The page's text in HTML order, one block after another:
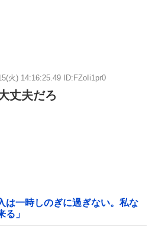
火) 14:16:25.49 ID:FZoIi1pr0
丈夫だろ
は一時しのぎに過ぎない。私な
る」